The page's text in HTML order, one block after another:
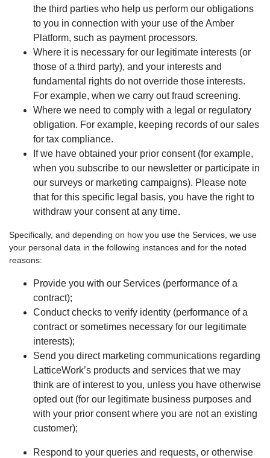
the third parties who help us perform our obligations
to you in connection with your use of the Amber
Platform, such as payment processors.
Where it is necessary for our legitimate interests (or
those of a third party), and your interests and
fundamental rights do not override those interests.
For example, when we carry out fraud screening.
Where we need to comply with a legal or regulatory
obligation. For example, keeping records of our sales
for tax compliance.
If we have obtained your prior consent (for example,
when you subscribe to our newsletter or participate in
our surveys or marketing campaigns). Please note
that for this specific legal basis, you have the right to
withdraw your consent at any time.
Specifically, and depending on how you use the Services, we use
your personal data in the following instances and for the noted
reasons:
Provide you with our Services (performance of a
contract);
Conduct checks to verify identity (performance of a
contract or sometimes necessary for our legitimate
interests);
Send you direct marketing communications regarding
LatticeWork’s products and services that we may
think are of interest to you, unless you have otherwise
opted out (for our legitimate business purposes and
with your prior consent where you are not an existing
customer);
Respond to your queries and requests, or otherwise